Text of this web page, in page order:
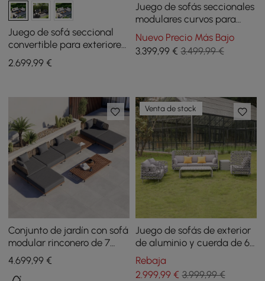
Juego de sofá seccional
convertible para exteriores
Tevara con estructura de
teca y aluminio, gris y
2.699,99 €
Juego de sofás seccionales
modulares curvos para
patio exterior Farmhouse
de 8 piezas con mesa de
café
Nuevo Precio Más Bajo
3.399,99€ 3.499,99 €
Conjunto de jardín con sofá
modular rinconero de 7
piezas y 1 mesa de centro -
gris
4.699,99 €
Venta de stock
Juego de sofás de exterior
de aluminio y cuerda de 6
piezas con mesa de café y
cojín en gris
Rebaja
2.999,99€ 3.999,99 €